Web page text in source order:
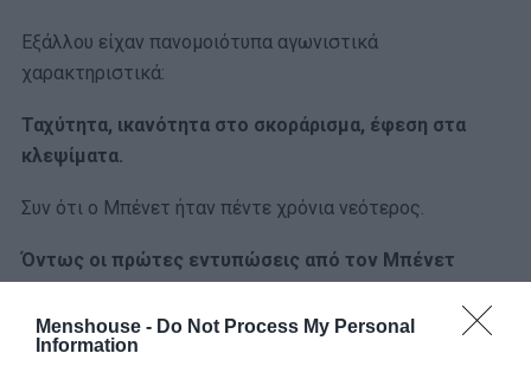
Menshouse - Do Not Process My Personal
Information
Εξάλλου είχαν πανομοιότυπα αγωνιστικά
χαρακτηριστικά:
Ταχύτητα, ικανότητα στο σκοράρισμα, έφεση στα
κλεψίματα.
Συν ότι ο Μπένετ ήταν πέντε χρόνια νεότερος.
Όντως οι πρώτες εντυπώσεις από τον Μπένετ
παπούτσια» του Ρίβερς.